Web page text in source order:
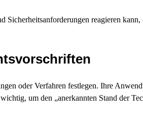
reagieren
oder Verfahren festlegen. Ihre
um den „anerkannten Stand der